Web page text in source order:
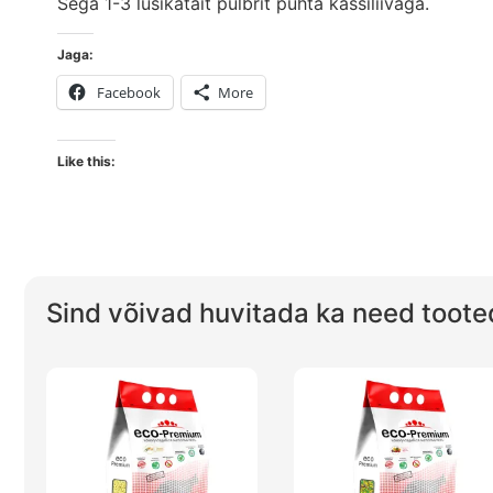
Jaga:
Facebook More
Like this:
Sind võivad huvitada ka need